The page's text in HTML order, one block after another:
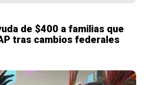
de $400 a familias que
tras cambios federales